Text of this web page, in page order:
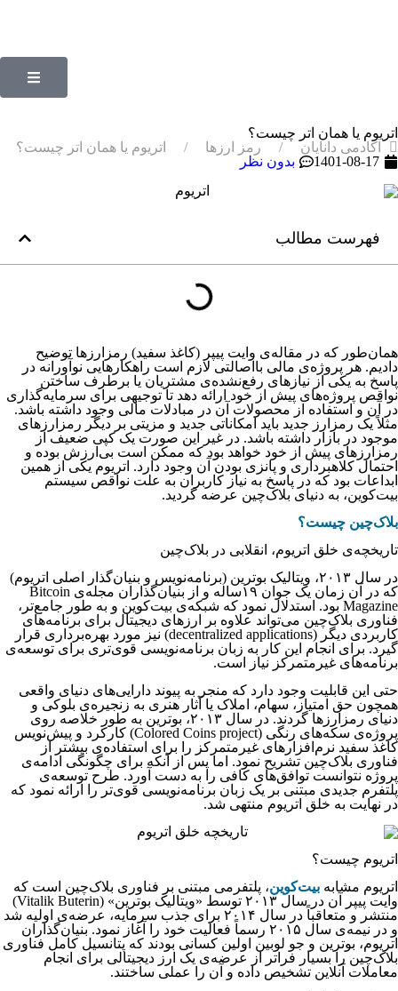
اتریوم یا همان اتر چیست؟
آکادمی دانایان
رمز ارزها
اتریوم یا همان اتر چیست؟
1401-08-17
بدون نظر
فهرست مطالب
همان‌طور که در مقاله‌ی وایت پیپر (کاغذ سفید) رمزارزها توضیح
دادیم. هر پروژه‌ی مالی بااصالتی لازم است راهکارهایی نوآورانه در
پاسخ به یکی از نیازهای رفع‌نشده‌ی مشتریان یا برطرف ساختن
نواقص پروژه‌های پیش از خود ارائه دهد تا توجیهی برای سرمایه‌گذاری
در آن و استفاده از محصولات آن در مبادلات مالی وجود داشته باشد.
مثلاً یک رمزارز جدید باید امکاناتی جدید و مزیتی بر دیگر رمزارزهای
موجود در بازار داشته باشد. در غیر این صورت یک کپی ضعیف از
رمزارزهای پیش از خود خواهد بود که ممکن است بی‌ارزش بوده و
احتمال کلاهبرداری و پانزی بودن آن وجود دارد. اتریوم یکی از همین
ابداعات بود که در پاسخ به نیاز کاربران به علت نواقص سیستم
بیت‌کوین، به دنیای بلاک‌چین عرضه گردید.
بلاک‌چین چیست؟
تاریخچه‌ی خلق اتریوم، انقلابی در بلاک‌چین
در سال ۲۰۱۳، ویتالیک بوترین (برنامه‌نویس و بنیان‌گذار اصلی اتریوم)
که در آن زمان یک جوان ۱۹ساله و از بنیان‌گذاران مجله‌ی Bitcoin
Magazine بود. استدلال نمود که شبکه‌ی بیت‌کوین و به طور جامع‌تر،
فناوری بلاک‌چین می‌تواند علاوه بر ارزهای دیجیتال برای برنامه‌های
کاربردی دیگر (decentralized applications) نیز مورد بهره‌برداری قرار
گیرد. برای انجام این کار به زبان برنامه‌نویسی قوی‌تری برای توسعه‌ی
برنامه‌های غیرمتمرکز نیاز است.
حتی این قابلیت وجود دارد که منجر به پیوند دارایی‌های دنیای واقعی
همچون حق امتیاز، سهام، املاک یا آثار هنری به زنجیره‌ی بلوکی و
دنیای رمزارزها گردند. در سال ۲۰۱۳، بوترین به طور خلاصه روی
پروژه‌ی سکه‌های رنگی (Colored Coins project) کارکرد و پیش‌نویس
کاغذ سفید نرم‌افزارهای غیرمتمرکز را برای استفاده‌ی بیشتر از
فناوری بلاک‌چین تشریح نمود. اما پس از آنکه برای چگونگی ادامه‌ی
پروژه نتوانست توافق‌های کافی را به دست آورد. طرح توسعه‌ی
پلتفرم جدیدی مبتنی بر یک زبان برنامه‌نویسی قوی‌تر را ارائه نمود که
در نهایت به خلق اتریوم منتهی شد.
اتریوم چیست؟
اتریوم مشابه بیت‌کوین، پلتفرمی مبتنی بر فناوری بلاک‌چین است که
وایت پیپر آن در سال ۲۰۱۳ توسط «ویتالیک بوترین» (Vitalik Buterin)
منتشر و متعاقباً در سال ۲۰۱۴ برای جذب سرمایه، عرضه‌ی اولیه شد
و در نیمه‌ی سال ۲۰۱۵ رسماً فعالیت خود را آغاز نمود. بنیان‌گذاران
اتریوم، بوترین و جو لوبین اولین کسانی بودند که پتانسیل کامل فناوری
بلاک‌چین را بسیار فراتر از عرضه‌ی یک ارز دیجیتالی برای انجام
معاملات آنلاین تشخیص داده و آن را عملی ساختند.